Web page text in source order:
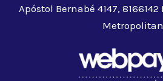
Apóstol Bernabé 4147,